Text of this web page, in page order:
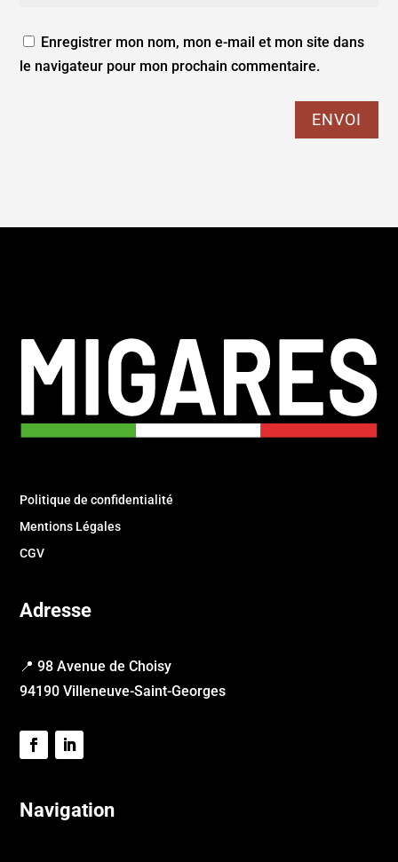
Enregistrer mon nom, mon e-mail et mon site dans
le navigateur pour mon prochain commentaire.
ENVOI
Politique de confidentialité
Mentions Légales
CGV
Adresse
📍 98 Avenue de Choisy
94190 Villeneuve-Saint-Georges
Navigation